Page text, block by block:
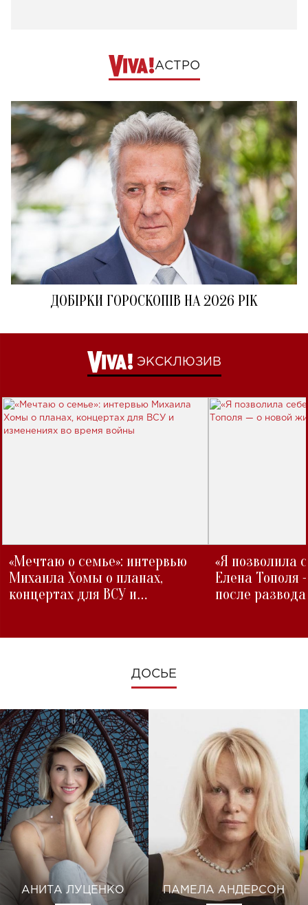
АСТРО
ДОБІРКИ ГОРОСКОПІВ НА 2026 РІК
ЭКСКЛЮЗИВ
«Мечтаю о семье»: интервью
Михаила Хомы о планах,
концертах для ВСУ и
«Я позволила
Елена Тополя
после развода
ДОСЬЕ
АНИТА ЛУЦЕНКО ПАМЕЛА АНДЕРСОН